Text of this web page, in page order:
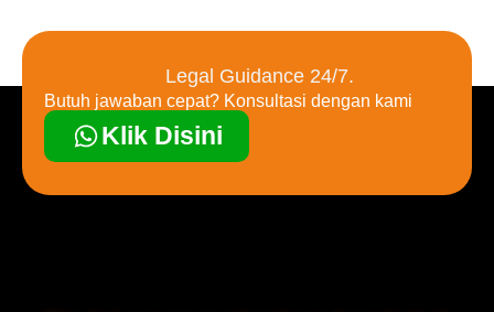
Legal Guidance 24/7.
Butuh jawaban cepat? Konsultasi dengan kami
Klik Disini